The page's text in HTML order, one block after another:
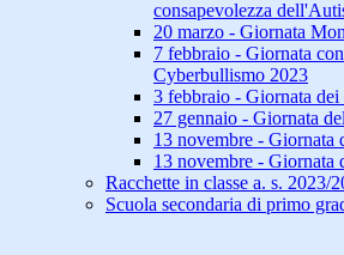
consapevolezza
20 marzo - Giornata
7 febbraio - Giornata
Cyberbullismo 2023
3 febbraio - Giornata
27 gennaio - Giornata
13 novembre - Giornata
13 novembre - Giornata
Racchette in classe a. s. 2023/
Scuola secondaria di primo